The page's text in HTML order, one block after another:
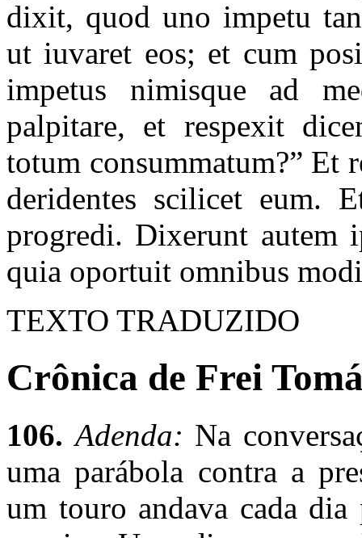
dixit, quod uno impetu
ut iuvaret eos; et cum
impetus nimisque ad
palpitare, et respexit
totum consummatum?” Et
deridentes scilicet eum.
progredi. Dixerunt autem
quia oportuit omnibus
TEXTO TRADUZIDO
Crônica de Frei
106. Adenda: Na
uma parábola contra a
um touro andava cada